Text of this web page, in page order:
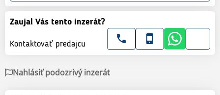
Zaujal Vás tento inzerát?
Kontaktovať predajcu
Nahlásiť podozrivý inzerát